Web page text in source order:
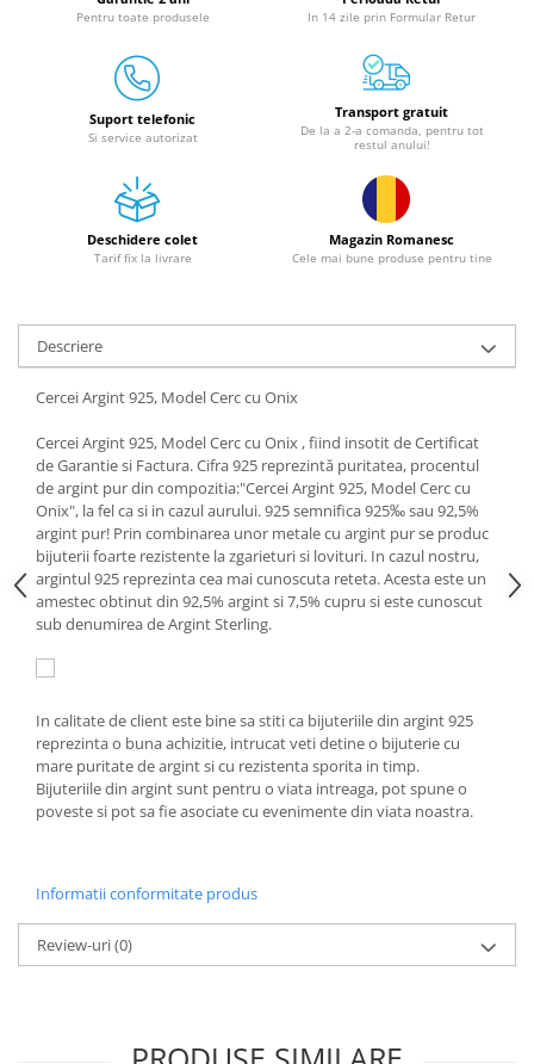
Granulatoare
Mori pentru fructe si legume
Mori pentru furaje
Mori pentru furaje si resturi
Motoare granulatoare
Piese si accesorii mori
Tocatoare furaje si crengi
Consumabile si acesorii tocatoare
Tocatoare crengi
Motocoase, Trimmere si Masini de
tuns gazon
Motocositori cu motoare 2T
Trimmere electrice
Masini de tuns gazon pe benzina
Tractoraș de tuns gazonul
Zootehnie
Incubatoare, oparitoare si
deplumatoare
Echipamente pentru animale
Piese si accesorii aparate de tuns
animale
Tarcuri animale
Semanatori
Roabe & accesorii
Casute gradina si cutii depozitare
Mobilier gradina
Pentru toate produsele In 14 zile prin Formular Retur
Suport telefonic
Si service autorizat
Transport gratuit
De la a 2-a comanda, pentru tot
restul anului!
Deschidere colet
Tarif fix la livrare
Magazin Romanesc
Cele mai bune produse pentru tine
Descriere
Cercei Argint 925, Model Cerc cu Onix
Cercei Argint 925, Model Cerc cu Onix , fiind insotit de Certificat
de Garantie si Factura. Cifra 925 reprezintă puritatea, procentul
de argint pur din compozitia:"Cercei Argint 925, Model Cerc cu
Onix", la fel ca si in cazul aurului. 925 semnifica 925‰ sau 92,5%
argint pur! Prin combinarea unor metale cu argint pur se produc
bijuterii foarte rezistente la zgarieturi si lovituri. In cazul nostru,
argintul 925 reprezinta cea mai cunoscuta reteta. Acesta este un
amestec obtinut din 92,5% argint si 7,5% cupru si este cunoscut
sub denumirea de Argint Sterling.
In calitate de client este bine sa stiti ca bijuteriile din argint 925
reprezinta o buna achizitie, intrucat veti detine o bijuterie cu
mare puritate de argint si cu rezistenta sporita in timp.
Bijuteriile din argint sunt pentru o viata intreaga, pot spune o
poveste si pot sa fie asociate cu evenimente din viata noastra.
Informatii conformitate produs
Review-uri(0)